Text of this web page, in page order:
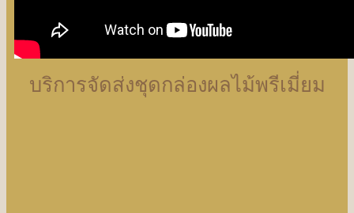
บริการจัดส่งชุดกล่องผลไม้พรีเมี่ยม